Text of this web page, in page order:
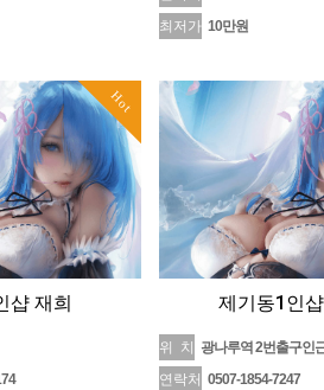
최저가 10만원
Hot
샵 재희 제기동1인
위 치
광나루역 2번출구인
연락처 0507-1854-7247